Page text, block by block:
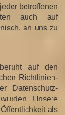
betroffenen
auch auf
an uns zu
auf den
Richtlinien-
Datenschutz-
Unsere
als